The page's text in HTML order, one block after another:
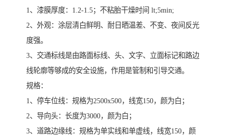
1、漆膜厚度：1.2-1.5；不粘胎干燥时间 lt;5min;
2、外观：涂层清白鲜明、耐日晒温差、不变、夜间反光
度强。
3、交通标线是由路面标线、头、文字、立面标记和路边
线轮廓等够成的安全设施，作用是管制和引导交通。
规格：
1、停车位线：规格为2500x500，线宽150，颜为白；
2、导向头：长度为3000，颜为白；
3、道路边缘线：规格为单实线和单虚线，线宽150，颜